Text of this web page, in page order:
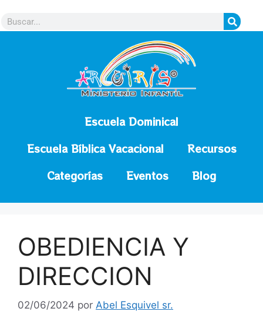
Escuela Dominical
Escuela Bíblica Vacacional
Recursos
Categorías
Eventos Blog
OBEDIENCIA Y
DIRECCION
02/06/2024 por Abel Esquivel sr.